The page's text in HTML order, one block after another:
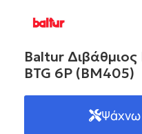
Baltur
BTG 6P (BM405)
Ψάχνω